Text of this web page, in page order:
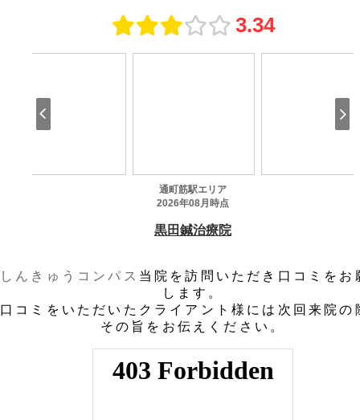
しんきゅうコンパス 当院を訪問いただき口コミをお
します。
口コミをいただいたクライアント様には次回来院の
その旨をお伝えください。